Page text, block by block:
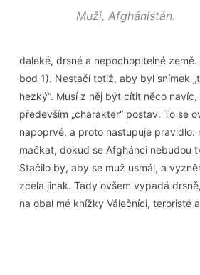
Muži, Afghánistán.
daleké, drsné a nepochopitelné
bod 1). Nestačí totiž, aby byl snímek
hezký“. Musí z něj být cítit něco
především „charakter“ postav. To se
napoprvé, a proto nastupuje pravidlo:
mačkat, dokud se Afghánci nebudou
Stačilo by, aby se muž usmál, a
zcela jinak. Tady ovšem vypadá
na obal mé knížky Válečníci, teroristé